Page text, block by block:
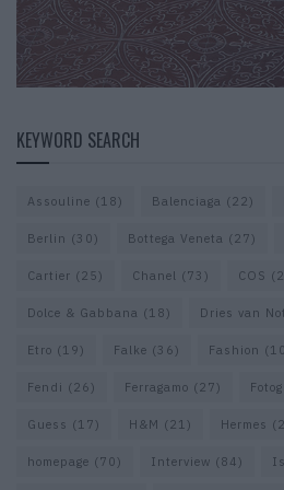
KEYWORD SEARCH
Assouline (18) Balenciaga (22)
Berlin (30) Bottega Veneta (27)
Cartier (25) Chanel (73) COS
Dolce & Gabbana (18) Dries van
Etro (19) Falke (36) Fashion
Fendi (26) Ferragamo (27)
Guess (17) H&M (21) Hermes
homepage (70) Interview (84)